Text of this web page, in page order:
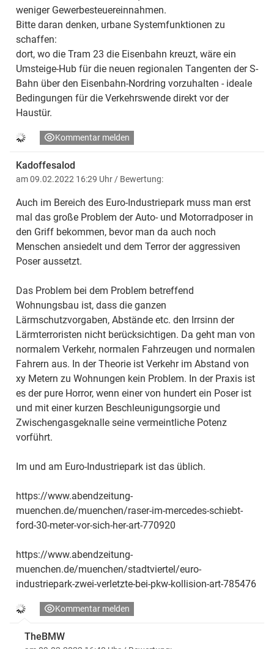
weniger Gewerbesteuereinnahmen.
Bitte daran denken, urbane Systemfunktionen zu
schaffen:
dort, wo die Tram 23 die Eisenbahn kreuzt, wäre ein
Umsteige-Hub für die neuen regionalen Tangenten der S-
Bahn über den Eisenbahn-Nordring vorzuhalten - ideale
Bedingungen für die Verkehrswende direkt vor der
Haustür.
Kommentar melden
Kadoffesalod
am 09.02.2022 16:29 Uhr / Bewertung:
Auch im Bereich des Euro-Industriepark muss man erst
mal das große Problem der Auto- und Motorradposer in
den Griff bekommen, bevor man da auch noch
Menschen ansiedelt und dem Terror der aggressiven
Poser aussetzt.
Das Problem bei dem Problem betreffend
Wohnungsbau ist, dass die ganzen
Lärmschutzvorgaben, Abstände etc. den Irrsinn der
Lärmterroristen nicht berücksichtigen. Da geht man von
normalem Verkehr, normalen Fahrzeugen und normalen
Fahrern aus. In der Theorie ist Verkehr im Abstand von
xy Metern zu Wohnungen kein Problem. In der Praxis ist
es der pure Horror, wenn einer von hundert ein Poser ist
und mit einer kurzen Beschleunigungsorgie und
Zwischengasgeknalle seine vermeintliche Potenz
vorführt.
Im und am Euro-Industriepark ist das üblich.
https://www.abendzeitung-
muenchen.de/muenchen/raser-im-mercedes-schiebt-
ford-30-meter-vor-sich-her-art-770920
https://www.abendzeitung-
muenchen.de/muenchen/stadtviertel/euro-
industriepark-zwei-verletzte-bei-pkw-kollision-art-785476
Kommentar melden
TheBMW